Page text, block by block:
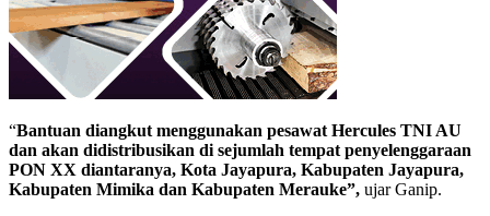
“Bantuan diangkut menggunakan pesawat Hercules TNI AU
dan akan didistribusikan di sejumlah tempat penyelenggaraan
PON XX diantaranya, Kota Jayapura, Kabupaten Jayapura,
Kabupaten Mimika dan Kabupaten Merauke”, ujar Ganip.